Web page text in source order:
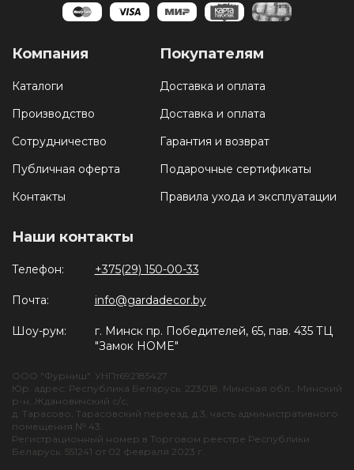
Компания
Каталоги
Производство
Сотрудничество
Публичная оферта
Контакты
Покупателям
Доставка и оплата
Доставка и оплата
Гарантия и возврат
Подарочные сертификаты
Правила ухода и эксплуатации
Наши контакты
Телефон: +375(29) 150-00-33
Почта: info@gardadecor.by
Шоу-рум:
г. Минск пр. Победителей, 65, пав. 435 ТЦ
"Замок HOME"
ООО "Фурниш". УНПт692185427
Юр. адрес: Республика Беларусь, 223018, Минская обл., Минский
р-н, Ждановичский с/с,
д. Тарасово, Тарасовский переезд, д.3, часть административного
помещения № 43.
Регистрационный номер в Торговом реестре Республики
Беларусь: 551241 от 02 февраля 2023 г.